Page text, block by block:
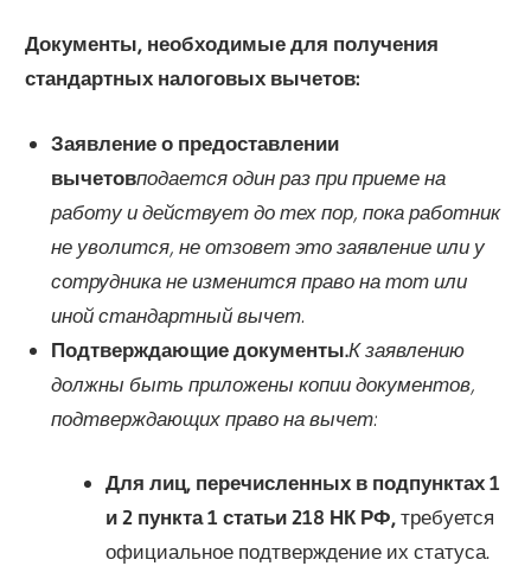
Документы, необходимые для получения
стандартных налоговых вычетов:
Заявление о предоставлении
вычетовподается один раз при приеме на
работу и действует до тех пор, пока работник
не уволится, не отзовет это заявление или у
сотрудника не изменится право на тот или
иной стандартный вычет.
Подтверждающие документы.К заявлению
должны быть приложены копии документов,
подтверждающих право на вычет:
Для лиц, перечисленных в подпунктах 1
и 2 пункта 1 статьи 218 НК РФ,требуется
официальное подтверждение их статуса.